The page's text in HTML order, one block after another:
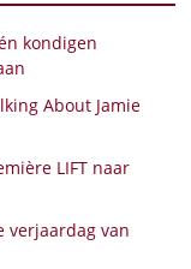
kondigen
About Jamie
LIFT naar
verjaardag van